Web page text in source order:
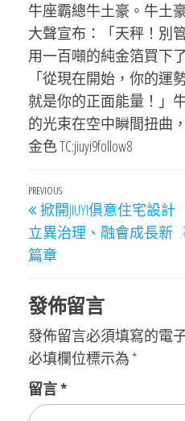
牛座霸總牛土豪。牛土
大聲宣布：「天秤！別
用一百噸的純金箔買下
「從現在開始，你的運
就是你的正面能量！」
的光束在空中瞬間扭曲
金色 TC:jiuyi9follow8
文
章
導
Previous
Post
PREVIOUS
掀開JIUYI俱意住宅設計
立異治理、融會成長新
篇章
發佈留言
發佈留言必須填寫的電
必填欄位標示為 *
留言*